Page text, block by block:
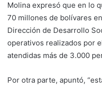
Molina expresó que en lo
70 millones de bolívares en
Dirección de Desarrollo
operativos realizados por
atendidas más de 3.000
Por otra parte, apuntó,